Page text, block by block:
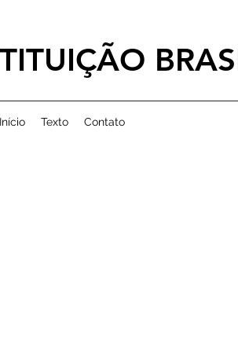
Início Texto Contato